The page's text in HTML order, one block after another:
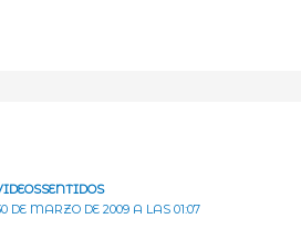
DE MARZO DE 2009 A LAS 01:07